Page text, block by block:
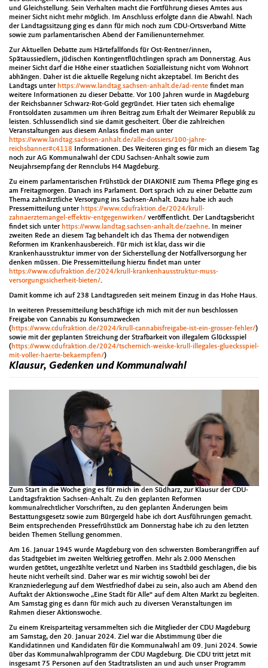
und Gleichstellung. Sein Verhalten macht die Fortführung dieses Amtes aus
meiner Sicht nicht mehr möglich. Im Anschluss erfolgte dann die Abwahl. Nach
der Landtagssitzung ging es dann für mich noch zum CDU-Ortsverband Mitte
sowie zum parlamentarischen Abend der Familienunternehmer.
Zur Aktuellen Debatte zum Härtefallfonds für Ost-Rentner/innen,
Spätaussiedlern, jüdischen Kontingentflüchtlingen sprach am Donnerstag. Aus
meiner Sicht darf die Höhe einer staatlichen Sozialleistung nicht vom Wohnort
abhängen. Daher ist die aktuelle Regelung nicht akzeptabel. Im Bericht des
Landtags unter https://www.landtag.sachsen-anhalt.de/ad-rente findet man
weitere Informationen zu dieser Debatte. Vor 100 Jahren wurde in Magdeburg
der Reichsbanner Schwarz-Rot-Gold gegründet. Hier taten sich ehemalige
Frontsoldaten zusammen um ihren Beitrag zum Erhalt der Weimarer Republik zu
leisten. Schlussendlich sind sie damit gescheitert. Über die zahlreichen
Veranstaltungen aus diesem Anlass findet man unter
https://www.landtag.sachsen-anhalt.de/alle-dossiers/100-jahre-
reichsbanner#c4118
Informationen. Des Weiteren ging es für mich an diesem Tag
noch zur AG Kommunalwahl der CDU Sachsen-Anhalt sowie zum
Neujahrsempfang der Rennclubs H4 Magdeburg.
Zu einem parlamentarischen Frühstück der DIAKONIE zum Thema Pflege ging es
am Freitagmorgen. Danach ins Parlament. Dort sprach ich zu einer Debatte zum
Thema zahnärztliche Versorgung ins Sachsen-Anhalt. Dazu habe ich auch
Pressemitteilung unter https://www.cdufraktion.de/2024/krull-
zahnaerztemangel-effektiv-entgegenwirken/ veröffentlicht. Der Landtagsbericht
findet sich unter https://www.landtag.sachsen-anhalt.de/zaehne. In meiner
zweiten Rede an diesem Tag behandelt ich das Thema der notwendigen
Reformen im Krankenhausbereich. Für mich ist klar, dass wir die
Krankenhausstruktur immer von der Sicherstellung der Notfallversorgung her
denken müssen. Die Pressemitteilung hierzu findet man unter
https://www.cdufraktion.de/2024/krull-krankenhausstruktur-muss-
versorgungssicherheit-bieten/.
Damit komme ich auf 238 Landtagsreden seit meinem Einzug in das Hohe Haus.
In weiteren Pressemitteilung beschäftige ich mich mit der nun beschlossen
Freigabe von Cannabis zu Konsumzwecken
( https://www.cdufraktion.de/2024/krull-cannabisfreigabe-ist-ein-grosser-fehler/)
sowie mit der geplanten Streichung der Strafbarkeit von illegalem Glücksspiel
( https://www.cdufraktion.de/2024/tschernich-weiske-krull-illegales-gluecksspiel-
mit-voller-haerte-bekaempfen/)
Klausur, Gedenken und Kommunalwahl
Zum Start in die Woche ging es für mich in den Südharz, zur Klausur der CDU-
Landtagsfraktion Sachsen-Anhalt. Zu den geplanten Reformen
kommunalrechtlicher Vorschriften, zu den geplanten Änderungen beim
Bestattungsgesetz sowie zum Bürgergeld habe ich dort Ausführungen gemacht.
Beim entsprechenden Pressefrühstück am Donnerstag habe ich zu den letzten
beiden Themen Stellung genommen.
Am 16. Januar 1945 wurde Magdeburg von den schwersten Bomberangriffen auf
das Stadtgebiet im zweiten Weltkrieg getroffen. Mehr als 2.000 Menschen
wurden getötet, ungezählte verletzt und Narben ins Stadtbild geschlagen, die bis
heute nicht verheilt sind. Daher war es mir wichtig sowohl bei der
Kranzniederlegung auf dem Westfriedhof dabei zu sein, also auch am Abend den
Auftakt der Aktionswoche „Eine Stadt für Alle“ auf dem Alten Markt zu begleiten.
Am Samstag ging es dann für mich auch zu diversen Veranstaltungen im
Rahmen dieser Aktionswoche.
Zu einem Kreisparteitag versammelten sich die Mitglieder der CDU Magdeburg
am Samstag, den 20. Januar 2024. Ziel war die Abstimmung über die
Kandidatinnen und Kandidaten für die Kommunalwahl am 09. Juni 2024. Sowie
über das Kommunalwahlprogramm der CDU Magdeburg. Die CDU tritt jetzt mit
insgesamt 75 Personen auf den Stadtratslisten an und auch unser Programm